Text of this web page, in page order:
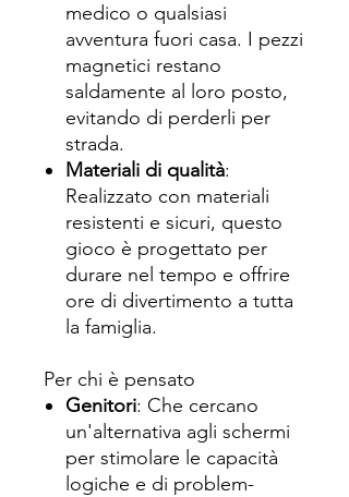
medico o qualsiasi
avventura fuori casa. I pezzi
magnetici restano
saldamente al loro posto,
evitando di perderli per
strada.
Materiali di qualità:
Realizzato con materiali
resistenti e sicuri, questo
gioco è progettato per
durare nel tempo e offrire
ore di divertimento a tutta
la famiglia.
Per chi è pensato
Genitori: Che cercano
un'alternativa agli schermi
per stimolare le capacità
logiche e di problem-